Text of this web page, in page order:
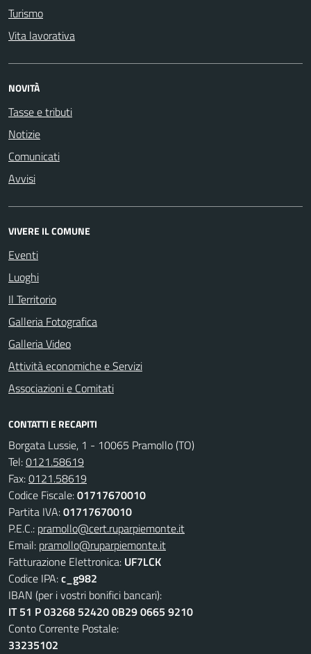
Turismo
Vita lavorativa
NOVITÀ
Tasse e tributi
Notizie
Comunicati
Avvisi
VIVERE IL COMUNE
Eventi
Luoghi
Il Territorio
Galleria Fotografica
Galleria Video
Attività economiche e Servizi
Associazioni e Comitati
CONTATTI E RECAPITI
Borgata Lussie, 1 - 10065 Pramollo (TO)
Tel:0121.58619
Fax:0121.58619
Codice Fiscale:01717670010
Partita IVA:01717670010
P.E.C.: pramollo@cert.ruparpiemonte.it
Email: pramollo@ruparpiemonte.it
Fatturazione Elettronica: UF7LCK
Codice IPA:c_g982
IBAN (per i vostri bonifici bancari):
IT 51 P 03268 52420 0B29 0665 9210
Conto Corrente Postale:
33235102